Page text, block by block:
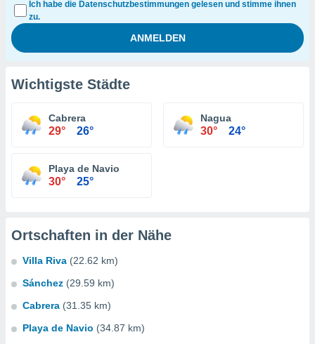
Ich habe die Datenschutzbestimmungen gelesen und stimme ihnen
zu.
Wichtigste Städte
Cabrera
29° 26°
Nagua
30° 24°
Playa de Navio
30° 25°
Ortschaften in der Nähe
Villa Riva (22.62 km)
Sánchez (29.59 km)
Cabrera (31.35 km)
Playa de Navio (34.87 km)